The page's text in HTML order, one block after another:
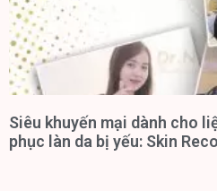
Siêu khuyến mại dành cho
phục làn da bị yếu: Skin